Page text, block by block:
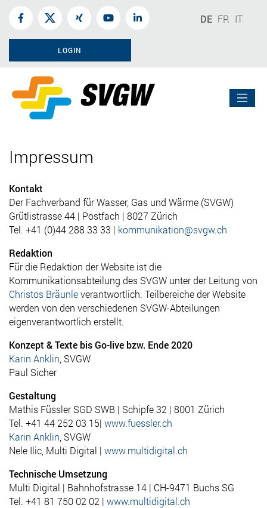
DE FR IT
LOGIN
Impressum
Kontakt
Der Fachverband für Wasser, Gas und Wärme (SVGW)
Grütlistrasse 44 | Postfach | 8027 Zürich
Tel. +41 (0)44 288 33 33 | kommunikation@svgw.ch
Redaktion
Für die Redaktion der Website ist die
Kommunikationsabteilung des SVGW unter der Leitung von
Christos Bräunleverantwortlich. Teilbereiche der Website
werden von den verschiedenen SVGW-Abteilungen
eigenverantwortlich erstellt.
Konzept & Texte bis Go-live bzw. Ende 2020
Karin Anklin , SVGW
Paul Sicher
Gestaltung
Mathis Füssler SGD SWB | Schipfe 32 | 8001 Zürich
Tel. +41 44 252 03 15| www.fuessler.ch
Karin Anklin , SVGW
Nele Ilic, Multi Digital | www.multidigital.ch
Technische Umsetzung
Multi Digital | Bahnhofstrasse 14 | CH-9471 Buchs SG
Tel. +41 81 750 02 02 | www.multidigital.ch